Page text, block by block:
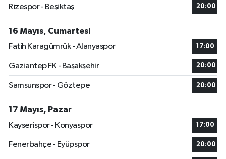
Rizespor - Beşiktaş
20:00
16 Mayıs, Cumartesi
Fatih Karagümrük - Alanyaspor
17:00
Gaziantep FK - Başakşehir 20:00
Samsunspor - Göztepe 20:00
17 Mayıs, Pazar
Kayserispor - Konyaspor
17:00
Fenerbahçe - Eyüpspor 20:00